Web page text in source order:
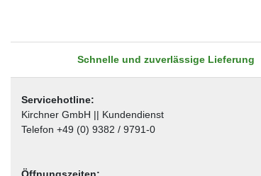
Schnelle und zuverlässige Lieferung
Servicehotline:
Kirchner GmbH || Kundendienst
Telefon +49 (0) 9382 / 9791-0